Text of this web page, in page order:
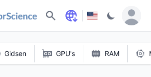
Zoeken
Gidsen GPU's RAM